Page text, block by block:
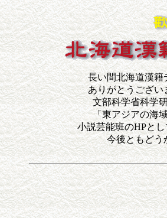
長い間北海道漢籍
ありがとうござい
文部科学省科学
「東アジアの海
小説芸能班のHPと
今後ともどう
（勝